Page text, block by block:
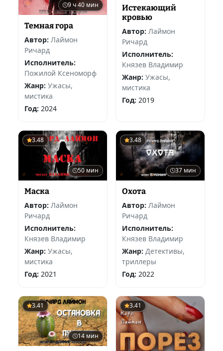
9 ч 40 мин
Темная гора
Автор: Лаймон
Ричард
Исполнитель:
Пожилой Ксеноморф
Жанр: Ужасы,
мистика
Год: 2024
Истекающий
кровью
Автор: Лаймон
Ричард
Исполнитель:
Князев Владимир
Жанр: Ужасы,
мистика
Год: 2019
3.48
50 мин
Маска
Автор: Лаймон
Ричард
Исполнитель:
Князев Владимир
Жанр: Ужасы,
мистика
Год: 2021
3.48
37 мин
Охота
Автор: Лаймон
Ричард
Исполнитель:
Князев Владимир
Жанр: Детективы,
триллеры
Год: 2022
3.41
14 мин
3.41